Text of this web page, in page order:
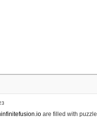
are filled with